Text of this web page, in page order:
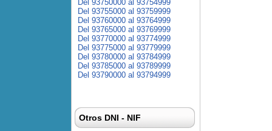
Del 93750000 al 93754999
Del 93755000 al 93759999
Del 93760000 al 93764999
Del 93765000 al 93769999
Del 93770000 al 93774999
Del 93775000 al 93779999
Del 93780000 al 93784999
Del 93785000 al 93789999
Del 93790000 al 93794999
Otros DNI - NIF